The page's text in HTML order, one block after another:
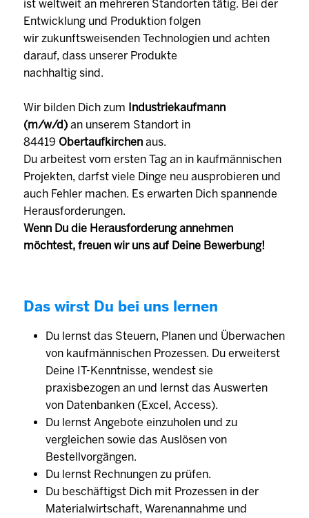
ist weltweit an mehreren Standorten tätig. Bei der
Entwicklung und Produktion folgen
wir zukunftsweisenden Technologien und achten
darauf, dass unserer Produkte
nachhaltig sind.
Wir bilden Dich zum Industriekaufmann
(m/w/d) an unserem Standort in
84419 Obertaufkirchen aus.
Du arbeitest vom ersten Tag an in kaufmännischen
Projekten, darfst viele Dinge neu ausprobieren und
auch Fehler machen. Es erwarten Dich spannende
Herausforderungen.
Wenn Du die Herausforderung annehmen
möchtest, freuen wir uns auf Deine Bewerbung!
Das wirst Du bei uns lernen
Du lernst das Steuern, Planen und Überwachen
von kaufmännischen Prozessen. Du erweiterst
Deine IT-Kenntnisse, wendest sie
praxisbezogen an und lernst das Auswerten
von Datenbanken (Excel, Access).
Du lernst Angebote einzuholen und zu
vergleichen sowie das Auslösen von
Bestellvorgängen.
Du lernst Rechnungen zu prüfen.
Du beschäftigst Dich mit Prozessen in der
Materialwirtschaft, Warenannahme und